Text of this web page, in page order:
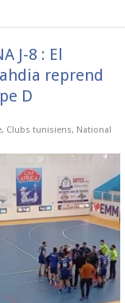
J-8 : El
reprend
D
, Clubs tunisiens, National